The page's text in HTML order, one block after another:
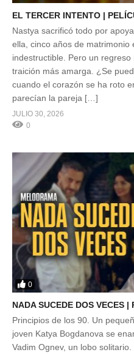
EL TERCER INTENTO |
Nastya sacrificó todo por
ella, cinco años de
indestructible. Pero un
traición más amarga. ¿Se
cuando el corazón se ha roto
parecían la pareja […]
JULIO 30, 2026
0
0
NADA SUCEDE DOS VECES
Principios de los 90. Un
joven Katya Bogdanova se
Vadim Ognev, un lobo